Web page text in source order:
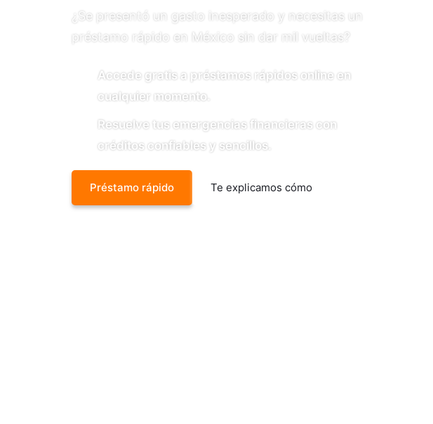
¿Se presentó un gasto inesperado y necesitas un
préstamo rápido en México sin dar mil vueltas?
Accede gratis a préstamos rápidos online en
cualquier momento.
Resuelve tus emergencias financieras con
créditos confiables y sencillos.
Préstamo rápido Te explicamos cómo